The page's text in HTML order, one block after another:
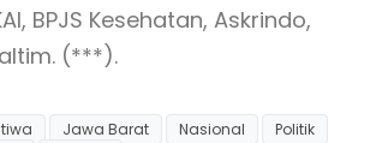
BPJS Kesehatan, Askrindo,
(***).
Jawa Barat Nasional
Politik